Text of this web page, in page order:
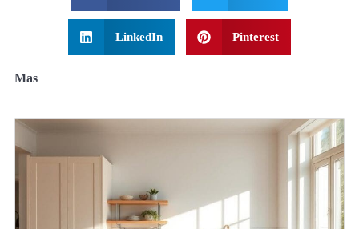
LinkedIn Pinterest
Mas